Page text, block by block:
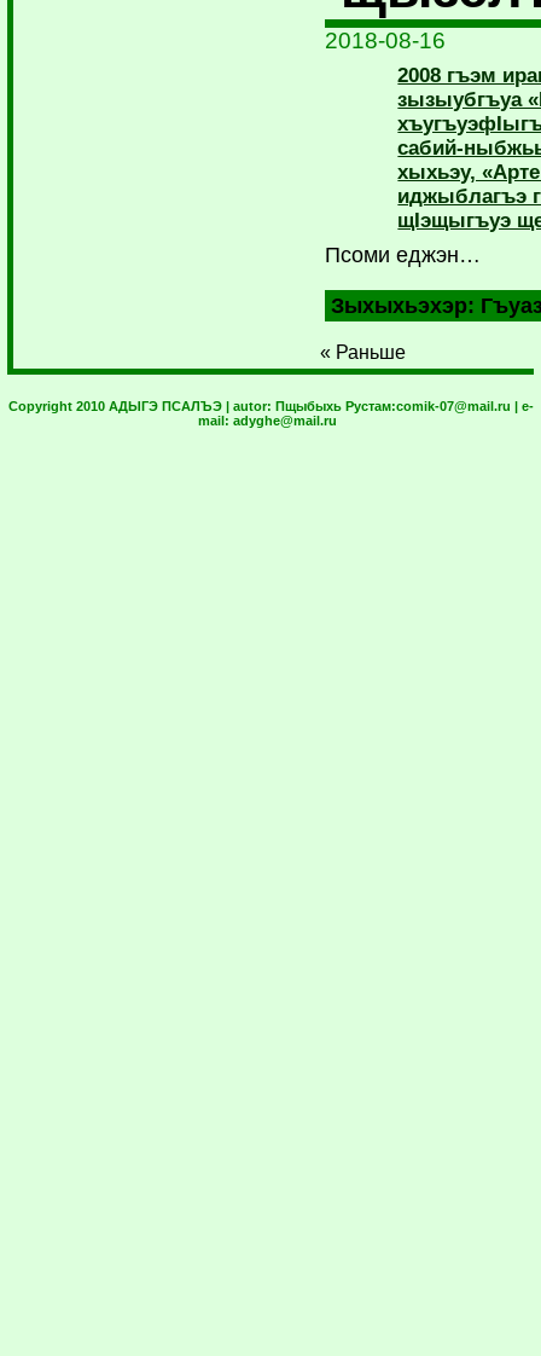
2018-08-16
2008 гъэм
зызыубгъуа
сабий-
хыхьэу,
иджыблагъэ
щIэщыгъуэ
Псоми еджэн…
Зыхыхьэхэр:
« Раньше
Copyright 2010 АДЫГЭ ПСАЛЪЭ | autor: Пщыбыхь Рустам:comik-07@mail.ru | e-
mail: adyghe@mail.ru